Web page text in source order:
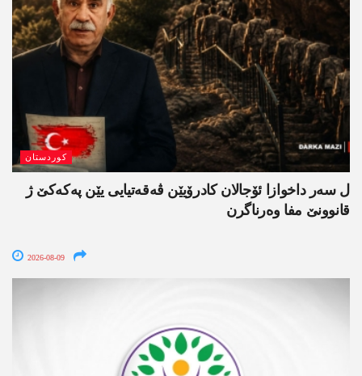
کوردستان
ل سەر داخوازا ئۆجالان کادرۆیێن ڤەقەتیایی یێن پەکەکێ ژ
قانوونێ مفا وەرناگرن
2026-08-09